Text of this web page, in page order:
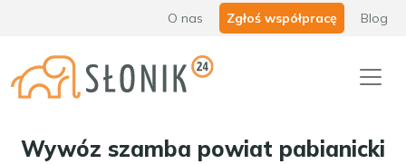
O nas Zgłoś współpracę Blog
Wywóz szamba powiat pabianicki